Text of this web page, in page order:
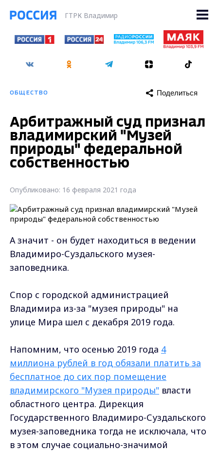
ГТРК Владимир
ОБЩЕСТВО Поделиться
Арбитражный суд признал
владимирский "Музей
природы" федеральной
собственностью
Опубликовано: 16 февраля 2021 года
А значит - он будет находиться в ведении
Владимиро-Суздальского музея-
заповедника.
Спор с городской администрацией
Владимира из-за "музея природы" на
улице Мира шел с декабря 2019 года.
Напомним, что осенью 2019 года 4
миллиона рублей в год обязали платить за
бесплатное до сих пор помещение
владимирского "Музея природы" власти
областного центра. Дирекция
Государственного Владимиро-Суздальского
музея-заповедника тогда не исключала, что
в этом случае социально-значимой